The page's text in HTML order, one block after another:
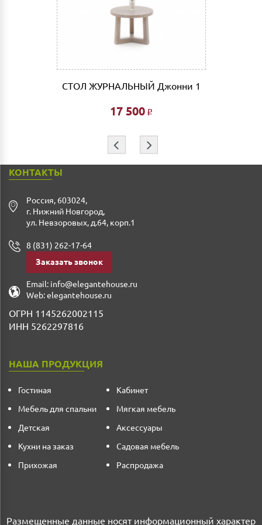
Сборка мебели рассчитывается автоматически при
совершении заказа в интернет магазине и является
фиксированной- 3% от стоимости заказа.
Дата доставки, выгрузки и сборки обговаривается
индивидуально.
Ждем Вас в нашем салоне и желаем Вам приятных
⇦
СТОЛ ЖУРНАЛЬНЫЙ Джонни 1
17 500 Р
⇨
КОНТАКТЫ
Россия, 603024,
г. Нижний Новгород,
ул. Невзоровых, д.64, корп.1
8 (831) 262-17-64
Заказать звонок
Email: info@elegantehouse.ru
Web:elegantehouse.ru
ОГРН 1145262002115
ИНН 5262297816
НАША ПРОДУКЦИЯ
Гостиная
Мебель для спальни
Детская
Кухни на заказ
Прихожая
Кабинет
Мягкая мебель
Аксессуары
Садовая мебель
Распродажа
Размещенные данные носят информационный характер